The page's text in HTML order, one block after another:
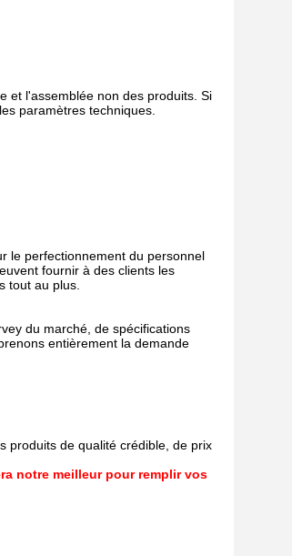
et l'assemblée non des produits. Si
paramètres techniques.
le perfectionnement du personnel
fournir à des clients les
tout au plus.
du marché, de spécifications
entièrement la demande
produits de qualité crédible, de prix
notre meilleur pour remplir vos